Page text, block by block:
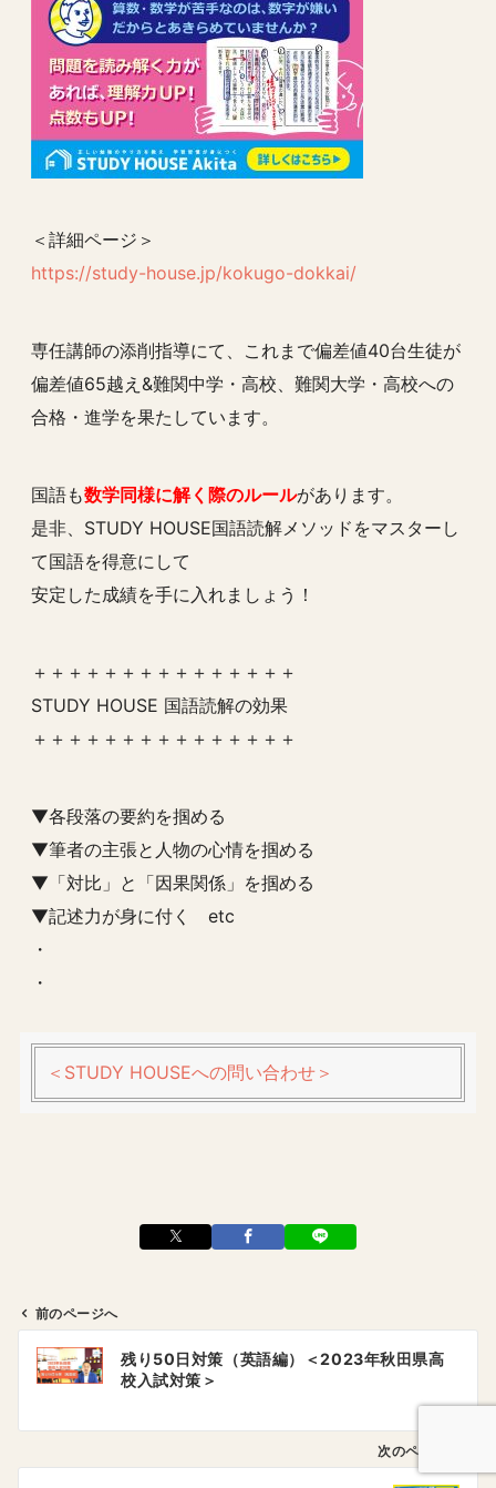
＜詳細ページ＞
https://study-house.jp/kokugo-dokkai/
専任講師の添削指導にて、これまで偏差値40台生徒が
偏差値65越え&難関中学・高校、難関大学・高校への
合格・進学を果たしています。
国語も数学同様に解く際のルールがあります。
是非、STUDY HOUSE国語読解メソッドをマスターし
て国語を得意にして
安定した成績を手に入れましょう！
＋＋＋＋＋＋＋＋＋＋＋＋＋＋＋
STUDY HOUSE 国語読解の効果
＋＋＋＋＋＋＋＋＋＋＋＋＋＋＋
▼各段落の要約を掴める
▼筆者の主張と人物の心情を掴める
▼「対比」と「因果関係」を掴める
▼記述力が身に付く etc
・
・
＜STUDY HOUSEへの問い合わせ＞
前のページへ
残り50日対策（英語編）＜2023年秋田県高
校入試対策＞
次のページへ